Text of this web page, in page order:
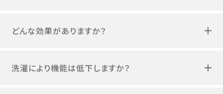
どんな効果がありますか？
洗濯により機能は低下しますか？